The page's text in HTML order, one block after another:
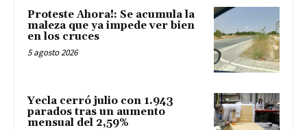
Proteste Ahora!: Se acumula la
maleza que ya impede ver bien
en los cruces
5 agosto 2026
Yecla cerró julio con 1.943
parados tras un aumento
mensual del 2,59%